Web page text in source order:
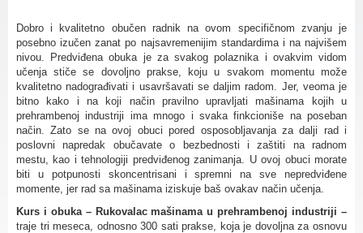
Dobro i kvalitetno obučen radnik na ovom specifičnom zvanju je
posebno izučen zanat po najsavremenijim standardima i na najvišem
nivou. Predviđena obuka je za svakog polaznika i ovakvim vidom
učenja stiče se dovoljno prakse, koju u svakom momentu može
kvalitetno nadograđivati i usavršavati se daljim radom. Jer, veoma je
bitno kako i na koji način pravilno upravljati mašinama kojih u
prehrambenoj industriji ima mnogo i svaka finkcioniše na poseban
način. Zato se na ovoj obuci pored osposobljavanja za dalji rad i
poslovni napredak obučavate o bezbednosti i zaštiti na radnom
mestu, kao i tehnologiji predviđenog zanimanja. U ovoj obuci morate
biti u potpunosti skoncentrisani i spremni na sve nepredviđene
momente, jer rad sa mašinama iziskuje baš ovakav način učenja.
Kurs i obuka – Rukovalac mašinama u prehrambenoj industriji –
traje tri meseca, odnosno 300 sati prakse, koja je dovoljna za osnovu